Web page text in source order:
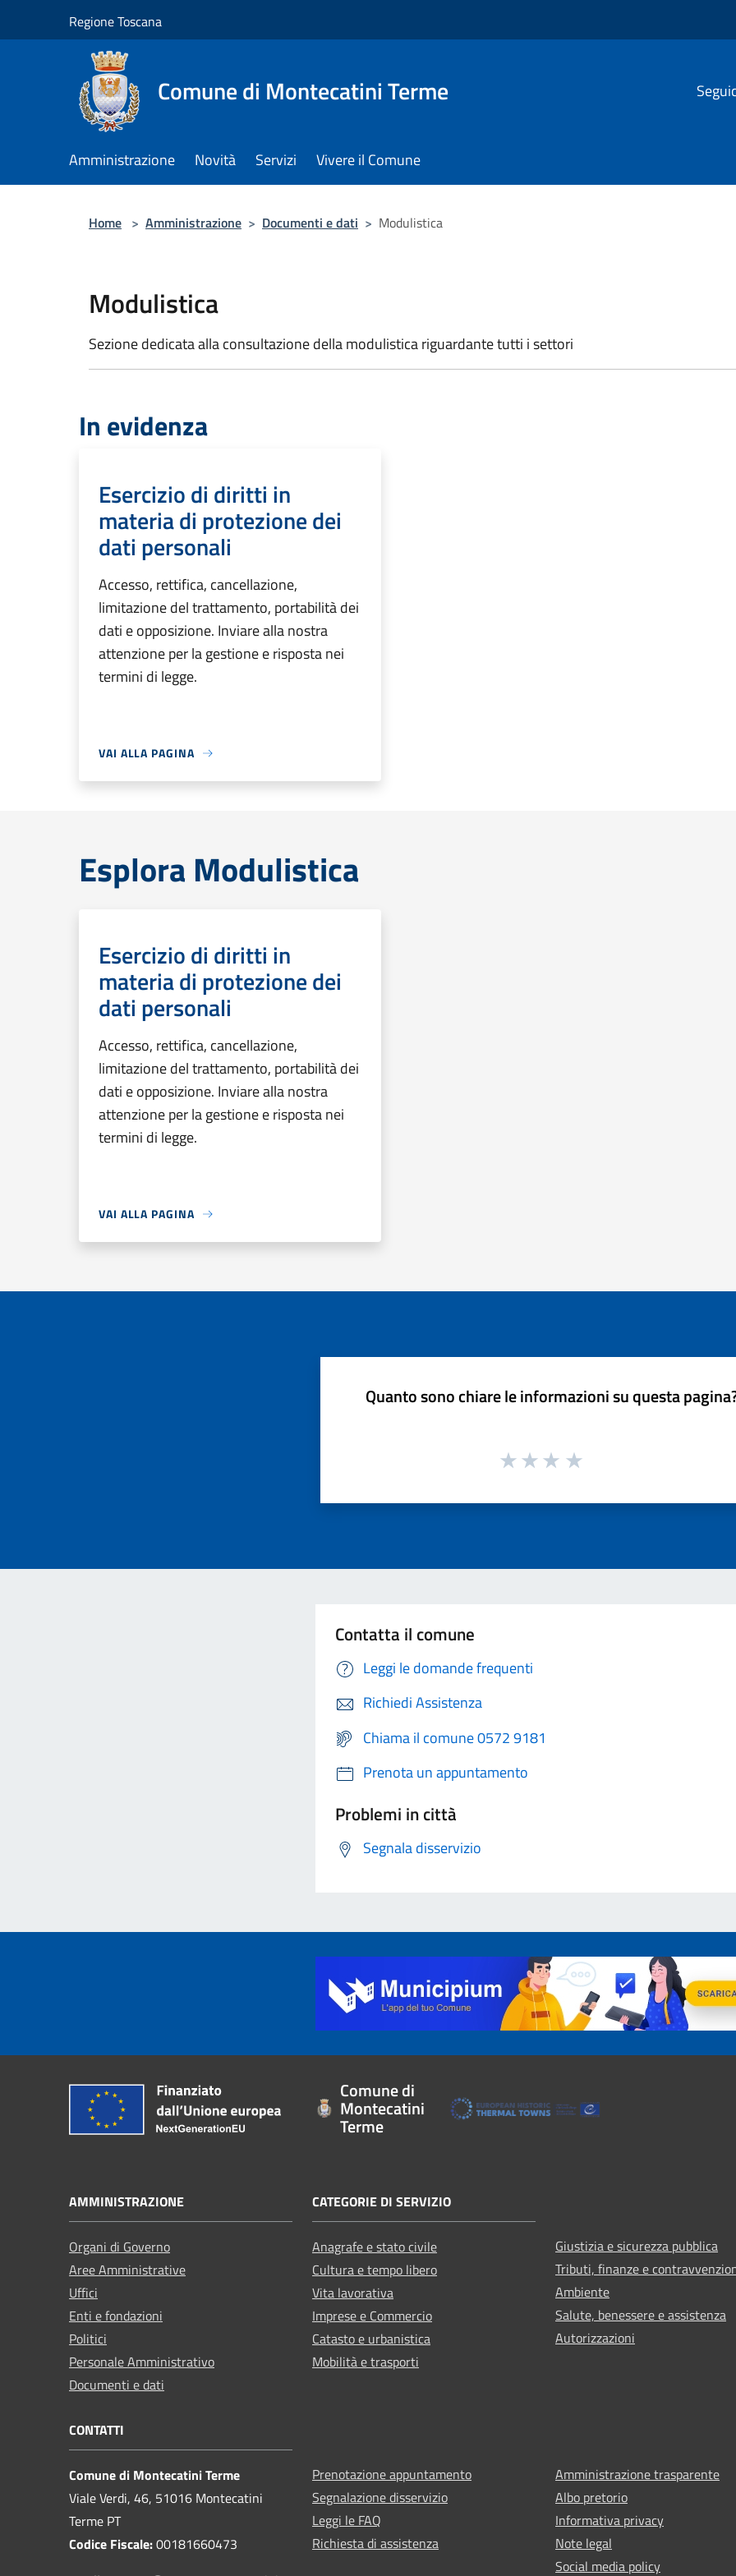
Regione Toscana
Comune di Montecatini Terme
Amministrazione Novità Servizi Vivere il Comune
Home > Amministrazione > Documenti e dati > Modulistica
Modulistica
Sezione dedicata alla consultazione della modulistica riguardante tutti i settori
In evidenza
Esercizio di diritti in
materia di protezione dei
dati personali
Accesso, rettifica, cancellazione,
limitazione del trattamento, portabilità dei
dati e opposizione. Inviare alla nostra
attenzione per la gestione e risposta nei
termini di legge.
VAI ALLA PAGINA
Esplora Modulistica
Esercizio di diritti in
materia di protezione dei
dati personali
Accesso, rettifica, cancellazione,
limitazione del trattamento, portabilità dei
dati e opposizione. Inviare alla nostra
attenzione per la gestione e risposta nei
termini di legge.
VAI ALLA PAGINA
Quanto sono chiare le informazioni su questa
Contatta il comune
Leggi le domande frequenti
Richiedi Assistenza
Chiama il comune 0572 9181
Prenota un appuntamento
Problemi in città
Segnala disservizio
Comune di
Montecatini
Terme
AMMINISTRAZIONE
Organi di Governo
Aree Amministrative
Uffici
Enti e fondazioni
Politici
Personale Amministrativo
Documenti e dati
CATEGORIE DI SERVIZIO
Anagrafe e stato civile
Cultura e tempo libero
Vita lavorativa
Imprese e Commercio
Catasto e urbanistica
Mobilità e trasporti
Giustizia e sicurezza pubblica
Tributi, finanze e
Ambiente
Salute, benessere e assistenza
Autorizzazioni
CONTATTI
Comune di Montecatini Terme
Viale Verdi, 46, 51016 Montecatini
Terme PT
Codice Fiscale:00181660473
Prenotazione appuntamento
Segnalazione disservizio
Leggi le FAQ
Richiesta di assistenza
Amministrazione trasparente
Albo pretorio
Informativa privacy
Note legal
Social media policy